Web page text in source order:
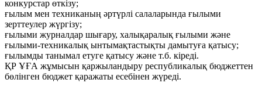
конкурстар өткізу;
ғылым мен техниканың әртүрлі салаларында ғылыми
зерттеулер жүргізу;
ғылыми журналдар шығару, халықаралық ғылыми және
ғылыми-техникалық ынтымақтастықты дамытуға қатысу;
ғылымды танымал етуге қатысу және т.б. кіреді.
ҚР ҰҒА жұмысын қаржыландыру республикалық бюджеттен
бөлінген бюджет қаражаты есебінен жүреді.